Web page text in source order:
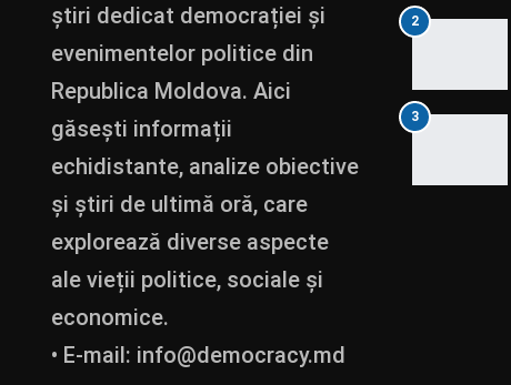
știri dedicat democrației și
evenimentelor politice din
Republica Moldova. Aici
găsești informații
echidistante, analize obiective
și știri de ultimă oră, care
explorează diverse aspecte
ale vieții politice, sociale și
economice.
• E-mail: info@democracy.md
2
3